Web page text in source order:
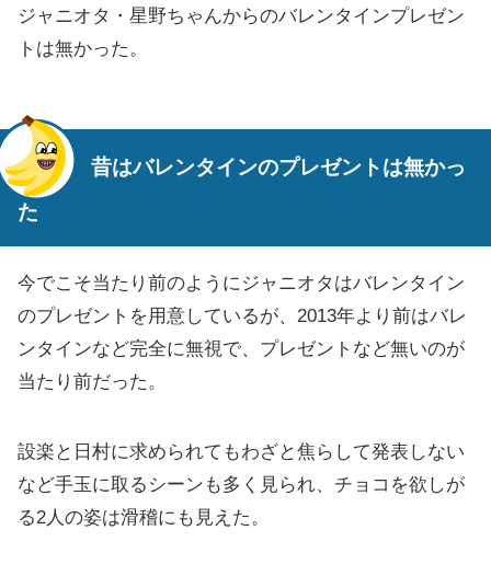
ジャニオタ・星野ちゃんからのバレンタインプレゼン
トは無かった。
昔はバレンタインのプレゼントは無かっ
た
今でこそ当たり前のようにジャニオタはバレンタイン
のプレゼントを用意しているが、2013年より前はバレ
ンタインなど完全に無視で、プレゼントなど無いのが
当たり前だった。
設楽と日村に求められてもわざと焦らして発表しない
など手玉に取るシーンも多く見られ、チョコを欲しが
る2人の姿は滑稽にも見えた。